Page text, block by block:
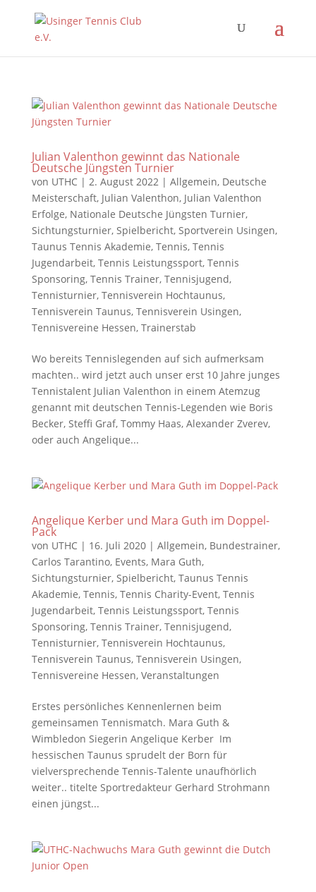
Julian Valenthon gewinnt das Nationale
Deutsche Jüngsten Turnier
von UTHC| 2. August 2022| Allgemein, Deutsche
Meisterschaft, Julian Valenthon, Julian Valenthon
Erfolge, Nationale Deutsche Jüngsten Turnier,
Sichtungsturnier, Spielbericht, Sportverein Usingen,
Taunus Tennis Akademie, Tennis, Tennis
Jugendarbeit, Tennis Leistungssport, Tennis
Sponsoring, Tennis Trainer, Tennisjugend,
Tennisturnier, Tennisverein Hochtaunus,
Tennisverein Taunus, Tennisverein Usingen,
Tennisvereine Hessen, Trainerstab
Wo bereits Tennislegenden auf sich aufmerksam
machten.. wird jetzt auch unser erst 10 Jahre junges
Tennistalent Julian Valenthon in einem Atemzug
genannt mit deutschen Tennis-Legenden wie Boris
Becker, Steffi Graf, Tommy Haas, Alexander Zverev,
oder auch Angelique...
Angelique Kerber und Mara Guth im Doppel-
Pack
von UTHC| 16. Juli 2020| Allgemein, Bundestrainer,
Carlos Tarantino, Events, Mara Guth,
Sichtungsturnier, Spielbericht, Taunus Tennis
Akademie, Tennis, Tennis Charity-Event, Tennis
Jugendarbeit, Tennis Leistungssport, Tennis
Sponsoring, Tennis Trainer, Tennisjugend,
Tennisturnier, Tennisverein Hochtaunus,
Tennisverein Taunus, Tennisverein Usingen,
Tennisvereine Hessen, Veranstaltungen
Erstes persönliches Kennenlernen beim
gemeinsamen Tennismatch. Mara Guth &
Wimbledon Siegerin Angelique Kerber Im
hessischen Taunus sprudelt der Born für
vielversprechende Tennis-Talente unaufhörlich
weiter.. titelte Sportredakteur Gerhard Strohmann
einen jüngst...